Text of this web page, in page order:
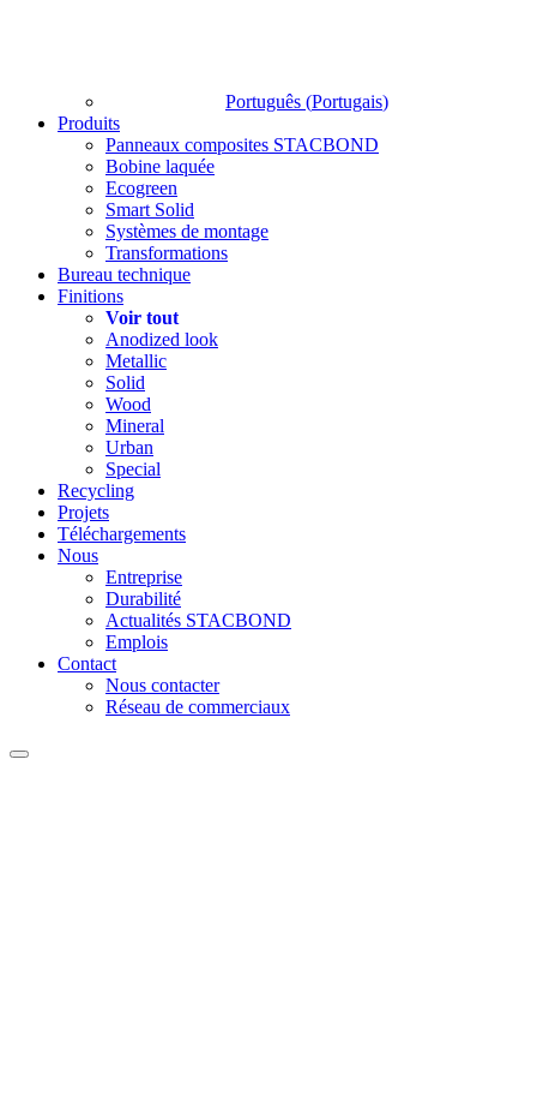
Português (Portugais)
Produits
Panneaux composites STACBOND
Bobine laquée
Ecogreen
Smart Solid
Systèmes de montage
Transformations
Bureau technique
Finitions
Voir tout
Anodized look
Metallic
Solid
Wood
Mineral
Urban
Special
Recycling
Projets
Téléchargements
Nous
Entreprise
Durabilité
Actualités STACBOND
Emplois
Contact
Nous contacter
Réseau de commerciaux